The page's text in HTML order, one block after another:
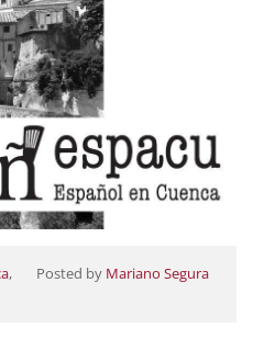
Posted by Mariano Segura
,